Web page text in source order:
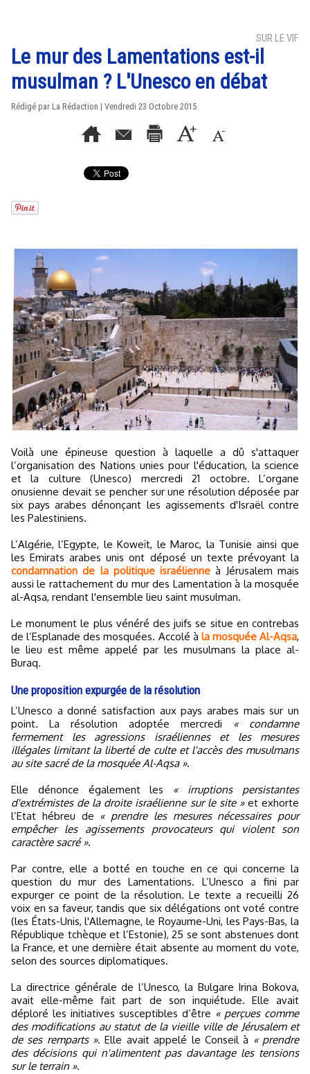
SUR LE VIF
Le mur des Lamentations est-il
musulman ? L'Unesco en débat
Rédigé par La Rédaction | Vendredi 23 Octobre 2015
Voilà une épineuse question à laquelle a dû s'attaquer
l’organisation des Nations unies pour l'éducation, la science
et la culture (Unesco) mercredi 21 octobre. L’organe
onusienne devait se pencher sur une résolution déposée par
six pays arabes dénonçant les agissements d'Israël contre
les Palestiniens.
L’Algérie, l’Egypte, le Koweït, le Maroc, la Tunisie ainsi que
les Emirats arabes unis ont déposé un texte prévoyant la
condamnation de la politique israélienne à Jérusalem mais
aussi le rattachement du mur des Lamentation à la mosquée
al-Aqsa, rendant l'ensemble lieu saint musulman.
Le monument le plus vénéré des juifs se situe en contrebas
de l’Esplanade des mosquées. Accolé à la mosquée Al-Aqsa,
le lieu est même appelé par les musulmans la place al-
Buraq.
Une proposition expurgée de la résolution
L’Unesco a donné satisfaction aux pays arabes mais sur un
point. La résolution adoptée mercredi
« condamne
fermement les agressions israéliennes et les mesures
illégales limitant la liberté de culte et l'accès des musulmans
au site sacré de la mosquée Al-Aqsa ».
Elle dénonce également les « irruptions persistantes
d'extrémistes de la droite israélienne sur le site »et exhorte
l’Etat hébreu de « prendre les mesures nécessaires pour
empêcher les agissements provocateurs qui violent son
caractère sacré ».
Par contre, elle a botté en touche en ce qui concerne la
question du mur des Lamentations. L’Unesco a fini par
expurger ce point de la résolution. Le texte a recueilli 26
voix en sa faveur, tandis que six délégations ont voté contre
(les États-Unis, l'Allemagne, le Royaume-Uni, les Pays-Bas, la
République tchèque et l’Estonie), 25 se sont abstenues dont
la France, et une dernière était absente au moment du vote,
selon des sources diplomatiques.
La directrice générale de l’Unesco, la Bulgare Irina Bokova,
avait elle-même fait part de son inquiétude. Elle avait
déploré les initiatives susceptibles d’être « perçues comme
des modifications au statut de la vieille ville de Jérusalem et
de ses remparts ». Elle avait appelé le Conseil à « prendre
des décisions qui n'alimentent pas davantage les tensions
sur le terrain ».